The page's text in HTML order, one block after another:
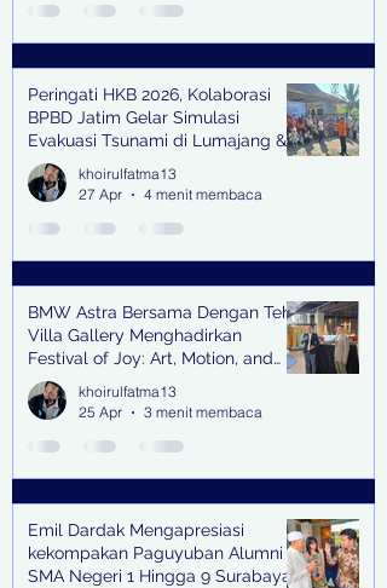
Peringati HKB 2026, Kolaborasi
BPBD Jatim Gelar Simulasi
Evakuasi Tsunami di Lumajang &
Trenggalek
khoirulfatma13
27 Apr
4 menit membaca
BMW Astra Bersama Dengan Teh
Villa Gallery Menghadirkan
Festival of Joy: Art, Motion, and
Scent
khoirulfatma13
25 Apr
3 menit membaca
Emil Dardak Mengapresiasi
kekompakan Paguyuban Alumni
SMA Negeri 1 Hingga 9 Surabaya